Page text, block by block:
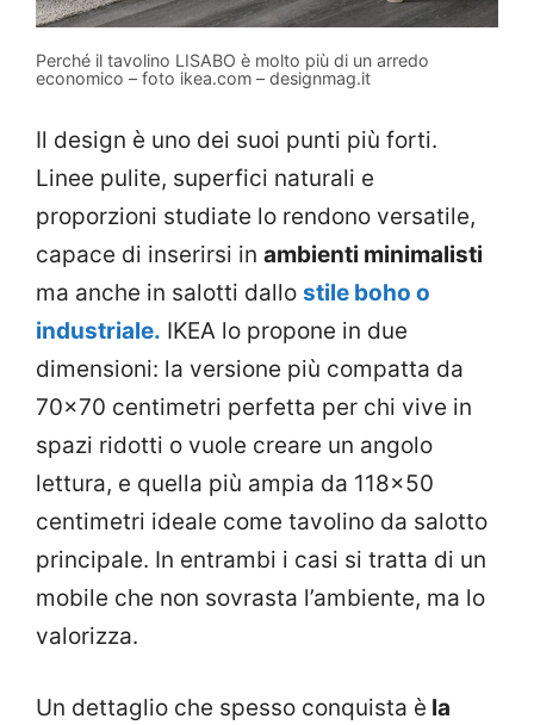
Perché il tavolino LISABO è molto più di un arredo
economico – foto ikea.com – designmag.it
Il design è uno dei suoi punti più forti.
Linee pulite, superfici naturali e
proporzioni studiate lo rendono versatile,
capace di inserirsi in ambienti minimalisti
ma anche in salotti dallo stile boho o
industriale. IKEA lo propone in due
dimensioni: la versione più compatta da
70×70 centimetri perfetta per chi vive in
spazi ridotti o vuole creare un angolo
lettura, e quella più ampia da 118×50
centimetri ideale come tavolino da salotto
principale. In entrambi i casi si tratta di un
mobile che non sovrasta l’ambiente, ma lo
valorizza.
Un dettaglio che spesso conquista è la